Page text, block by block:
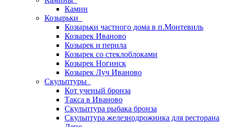
Камин
Козырьки
Козырьки частного дома в п.Монтевиль
Козырек Иваново
Козырек и перила
Козырек со стеклоблоками
Козырек Ногинск
Козырек Луч Иваново
Скульптуры
Кот ученый бронза
Такса в Иваново
Скульптура рыбака бронза
Скульптура железнодрожника для ресторана